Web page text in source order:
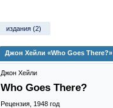
издания (2)
Джон Хейли «Who Goes There?»
Джон Хейли
Who Goes There?
Рецензия, 1948 год